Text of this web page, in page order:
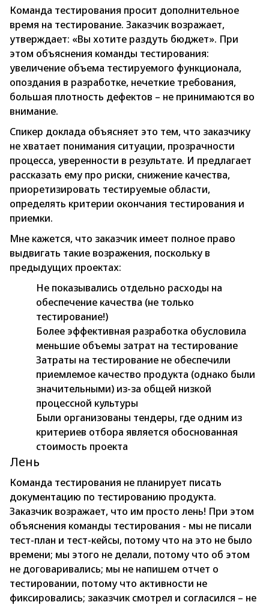
Команда тестирования просит дополнительное
время на тестирование. Заказчик возражает,
утверждает: «Вы хотите раздуть бюджет». При
этом объяснения команды тестирования:
увеличение объема тестируемого функционала,
опоздания в разработке, нечеткие требования,
большая плотность дефектов – не принимаются во
внимание.
Спикер доклада объясняет это тем, что заказчику
не хватает понимания ситуации, прозрачности
процесса, уверенности в результате. И предлагает
рассказать ему про риски, снижение качества,
приоретизировать тестируемые области,
определять критерии окончания тестирования и
приемки.
Мне кажется, что заказчик имеет полное право
выдвигать такие возражения, поскольку в
предыдущих проектах:
Не показывались отдельно расходы на
обеспечение качества (не только
тестирование!)
Более эффективная разработка обусловила
меньшие объемы затрат на тестирование
Затраты на тестирование не обеспечили
приемлемое качество продукта (однако были
значительными) из-за общей низкой
процессной культуры
Были организованы тендеры, где одним из
критериев отбора является обоснованная
стоимость проекта
Лень
Команда тестирования не планирует писать
документацию по тестированию продукта.
Заказчик возражает, что им просто лень! При этом
объяснения команды тестирования - мы не писали
тест-план и тест-кейсы, потому что на это не было
времени; мы этого не делали, потому что об этом
не договаривались; мы не напишем отчет о
тестировании, потому что активности не
фиксировались; заказчик смотрел и согласился – не